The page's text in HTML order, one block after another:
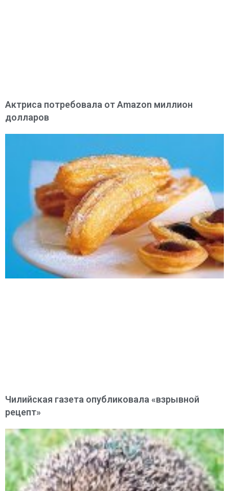
Актриса потребовала от Amazon миллион
долларов
Чилийская газета опубликовала «взрывной
рецепт»